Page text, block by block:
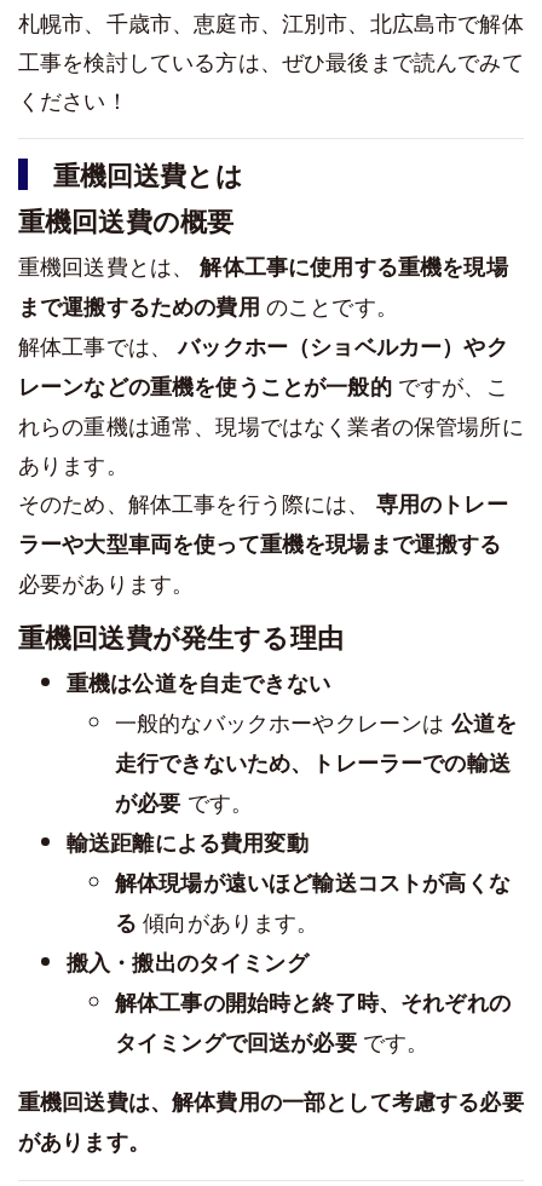
札幌市、千歳市、恵庭市、江別市、北広島市で解体
工事を検討している方は、ぜひ最後まで読んでみて
ください！
重機回送費とは
重機回送費の概要
重機回送費とは、解体工事に使用する重機を現場
まで運搬するための費用 のことです。
解体工事では、バックホー（ショベルカー）やク
レーンなどの重機を使うことが一般的ですが、こ
れらの重機は通常、現場ではなく業者の保管場所に
あります。
そのため、解体工事を行う際には、 専用のトレー
ラーや大型車両を使って重機を現場まで運搬する
必要があります。
重機回送費が発生する理由
重機は公道を自走できない
一般的なバックホーやクレーンは 公道を
走行できないため、トレーラーでの輸送
が必要 です。
輸送距離による費用変動
解体現場が遠いほど輸送コストが高くな
る 傾向があります。
搬入・搬出のタイミング
解体工事の開始時と終了時、それぞれの
タイミングで回送が必要です。
重機回送費は、解体費用の一部として考慮する必要
があります。